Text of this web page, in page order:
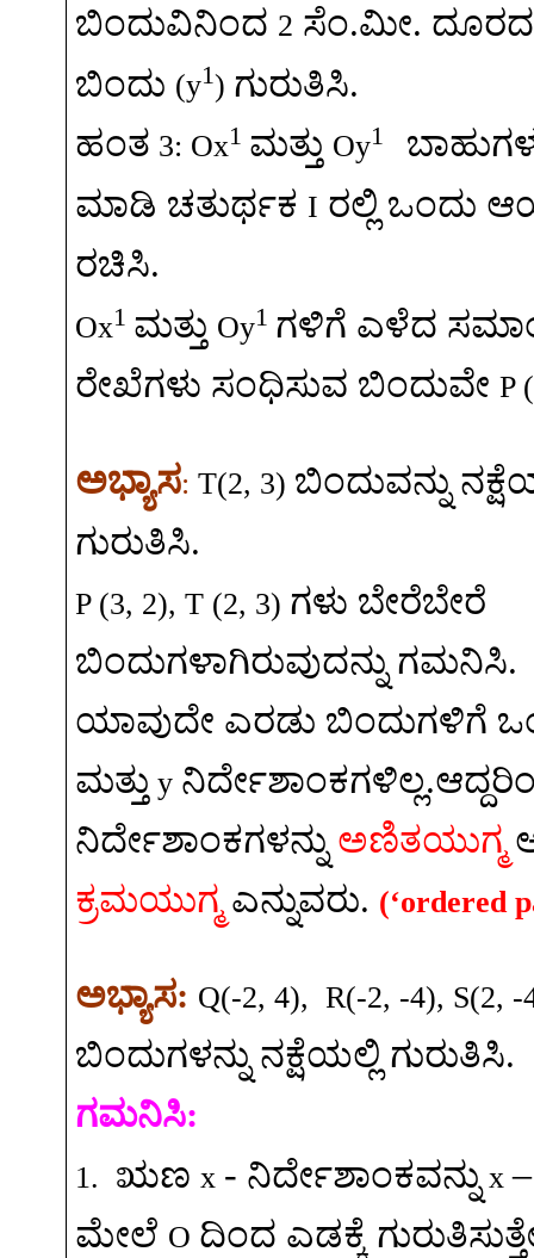
ಬಿಂದುವಿನಿಂದ 2 ಸೆಂ.ಮೀ.
ಬಿಂದು (y1) ಗುರುತಿಸಿ.
ಹಂತ 3: Ox1 ಮತ್ತು Oy1
ಮಾಡಿ ಚತುರ್ಥಕ I ರಲ್ಲಿ ಒಂದು
ರಚಿಸಿ.
Ox1 ಮತ್ತು Oy1 ಗಳಿಗೆ ಎಳೆದ
ರೇಖೆಗಳು ಸಂಧಿಸುವ ಬಿಂದುವೇ P
ಅಭ್ಯಾಸ: T(2, 3) ಬಿಂದುವನ್ನು
ಗುರುತಿಸಿ.
P (3, 2), T (2, 3) ಗಳು ಬೇರೆಬೇರೆ
ಬಿಂದುಗಳಾಗಿರುವುದನ್ನು ಗಮನಿಸಿ.
ಯಾವುದೇ ಎರಡು ಬಿಂದುಗಳಿಗೆ
ಮತ್ತು y ನಿರ್ದೇಶಾಂಕಗಳಿಲ್ಲ.
ನಿರ್ದೇಶಾಂಕಗಳನ್ನು ಅಣಿತಯುಗ್ಮ
ಕ್ರಮಯುಗ್ಮ ಎನ್ನುವರು. (‘ordered
ಅಭ್ಯಾಸ: Q(-2, 4), R(-2, -4), S(2,
ಬಿಂದುಗಳನ್ನು ನಕ್ಷೆಯಲ್ಲಿ ಗುರುತಿಸಿ.
ಗಮನಿಸಿ:
1. ಋಣ x - ನಿರ್ದೇಶಾಂಕವನ್ನು x
ಮೇಲೆ O ದಿಂದ ಎಡಕ್ಕೆ